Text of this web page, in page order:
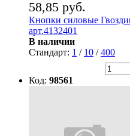
58,85 руб.
Кнопки силовые
арт.4132401
В наличии
Стандарт: 1 / 10 /400
Код: 98561